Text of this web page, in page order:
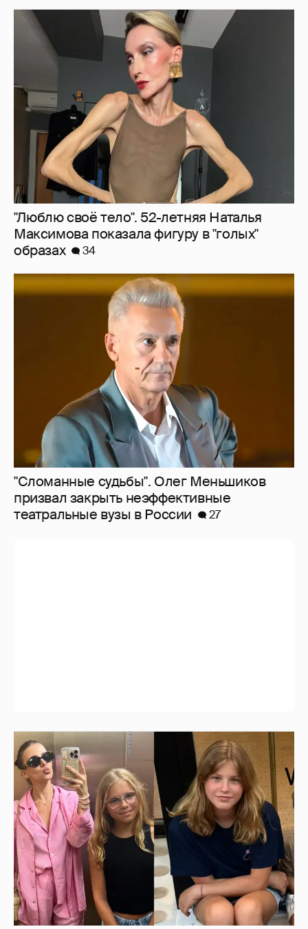
"Люблю своё тело". 52-летняя Наталья
Максимова показала фигуру в "голых"
образах
34
"Сломанные судьбы". Олег Меньшиков
призвал закрыть неэффективные
театральные вузы в России
27